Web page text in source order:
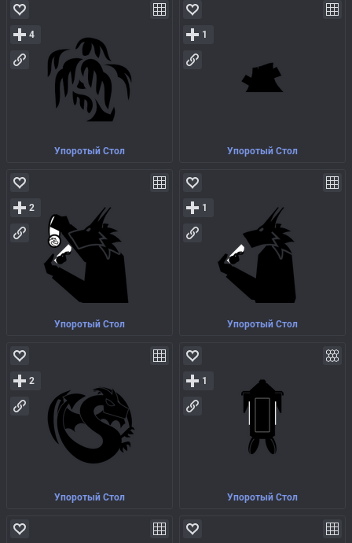
Упоротый Стол
4
Упоротый Стол
1
Упоротый Стол
2
Упоротый Стол
1
Упоротый Стол
2
Упоротый Стол
1